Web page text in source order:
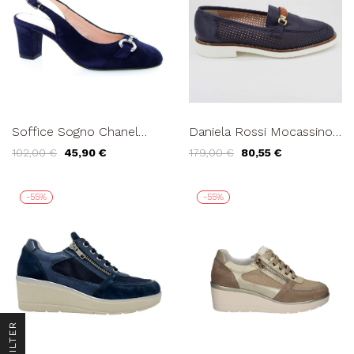
Soffice Sogno Chanel
Medio Blu
102,00 € 45,90 €
Daniela Rossi Mocassino
Pelle Blu
179,00 € 80,55 €
-55% -55%
R